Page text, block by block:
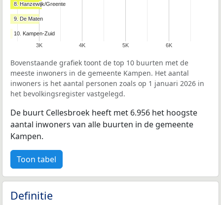
3K 4K 5K 6K
8. Hanzewijk/Greente
8. Hanzewijk/Greente
9. De Maten
9. De Maten
10. Kampen-Zuid
10. Kampen-Zuid
Bovenstaande grafiek toont de top 10 buurten met de
meeste inwoners in de gemeente Kampen. Het aantal
inwoners is het aantal personen zoals op 1 januari 2026 in
het bevolkingsregister vastgelegd.
De buurt Cellesbroek heeft met 6.956 het hoogste
aantal inwoners van alle buurten in de gemeente
Kampen.
Toon tabel
Definitie